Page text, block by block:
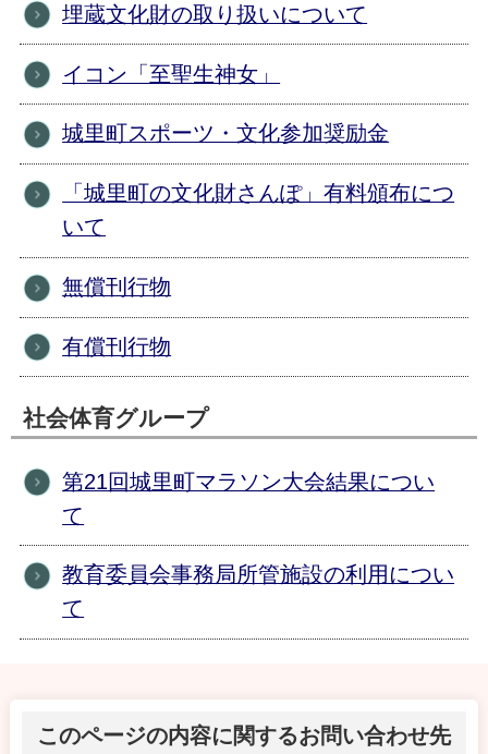
埋蔵文化財の取り扱いについて
イコン「至聖生神女」
城里町スポーツ・文化参加奨励金
「城里町の文化財さんぽ」有料頒布につ
いて
無償刊行物
有償刊行物
社会体育グループ
第21回城里町マラソン大会結果につい
て
教育委員会事務局所管施設の利用につい
て
このページの内容に関するお問い合わせ先